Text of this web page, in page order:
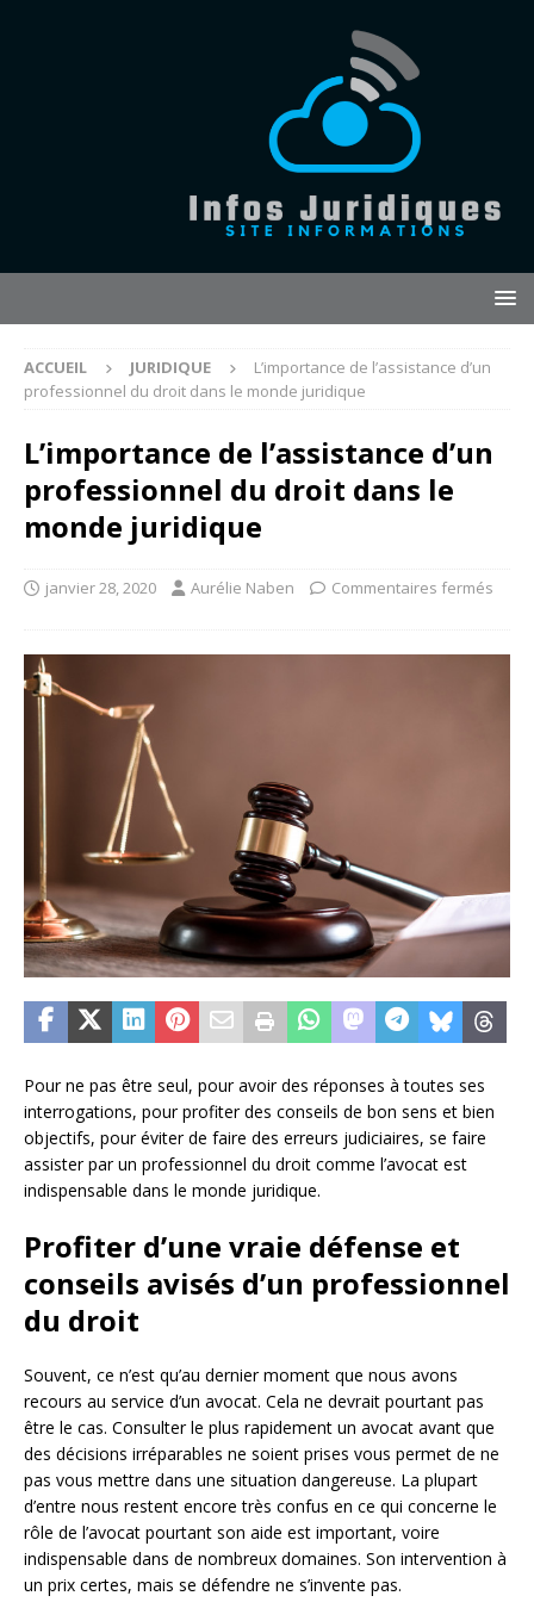
ACCUEIL JURIDIQUE
L’importance de l’assistance d’un
professionnel du droit dans le monde juridique
L’importance de l’assistance d’un
professionnel du droit dans le
monde juridique
janvier 28, 2020 Aurélie Naben Commentaires fermés
Pour ne pas être seul, pour avoir des réponses à toutes ses
interrogations, pour profiter des conseils de bon sens et bien
objectifs, pour éviter de faire des erreurs judiciaires, se faire
assister par un professionnel du droit comme l’avocat est
indispensable dans le monde juridique.
Profiter d’une vraie défense et
conseils avisés d’un professionnel
du droit
Souvent, ce n’est qu’au dernier moment que nous avons
recours au service d’un avocat. Cela ne devrait pourtant pas
être le cas. Consulter le plus rapidement un avocat avant que
des décisions irréparables ne soient prises vous permet de ne
pas vous mettre dans une situation dangereuse. La plupart
d’entre nous restent encore très confus en ce qui concerne le
rôle de l’avocat pourtant son aide est important, voire
indispensable dans de nombreux domaines. Son intervention à
un prix certes, mais se défendre ne s’invente pas.